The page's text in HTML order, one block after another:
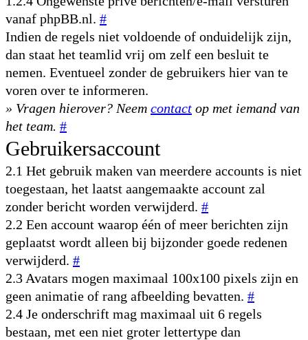
vanaf phpBB.nl. #
Indien de regels niet voldoende of onduidelijk zijn,
dan staat het teamlid vrij om zelf een besluit te
nemen. Eventueel zonder de gebruikers hier van te
voren over te informeren.
» Vragen hierover? Neem contact op met iemand van
het team. #
Gebruikersaccount
2.1 Het gebruik maken van meerdere accounts is niet
toegestaan, het laatst aangemaakte account zal
zonder bericht worden verwijderd. #
2.2 Een account waarop één of meer berichten zijn
geplaatst wordt alleen bij bijzonder goede redenen
verwijderd. #
2.3 Avatars mogen maximaal 100x100 pixels zijn en
geen animatie of rang afbeelding bevatten. #
2.4 Je onderschrift mag maximaal uit 6 regels
bestaan, met een niet groter lettertype dan